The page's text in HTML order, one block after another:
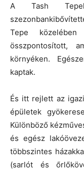
A Tash
Tepe közelében
összpontosított,
környéken.
kaptak.
És itt rejlett az
épületek
Különböző
és egész
többszintes
(sarlót és